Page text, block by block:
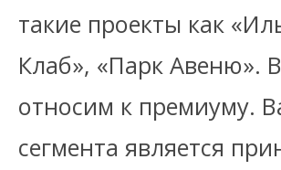
такие проекты как
Клаб», «Парк Авеню».
относим к премиуму.
сегмента является